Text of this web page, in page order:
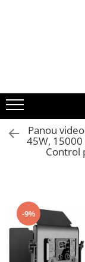
Panou
45W, 15000
Control
-9%